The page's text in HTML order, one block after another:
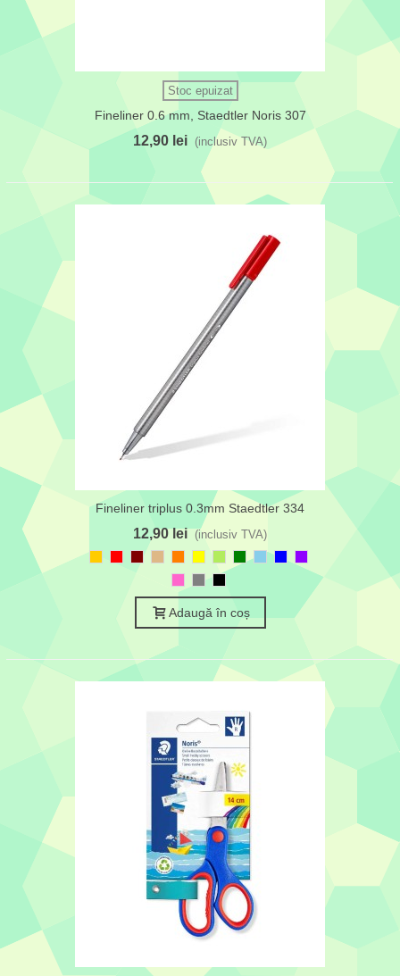
Stoc epuizat
Fineliner 0.6 mm, Staedtler Noris 307
12,90 lei (inclusiv TVA)
Fineliner triplus 0.3mm Staedtler 334
12,90 lei (inclusiv TVA)
Maron
deschis
Verde Albastru
aprins
Gri
Adaugă în coș